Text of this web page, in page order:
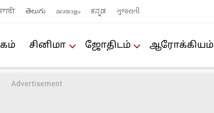
తెలుగు മലയാളം ಕನ್ನಡ ગુજરાતી
சினிமா ஜோ‌திட‌ம் ஆரோக்கியம்